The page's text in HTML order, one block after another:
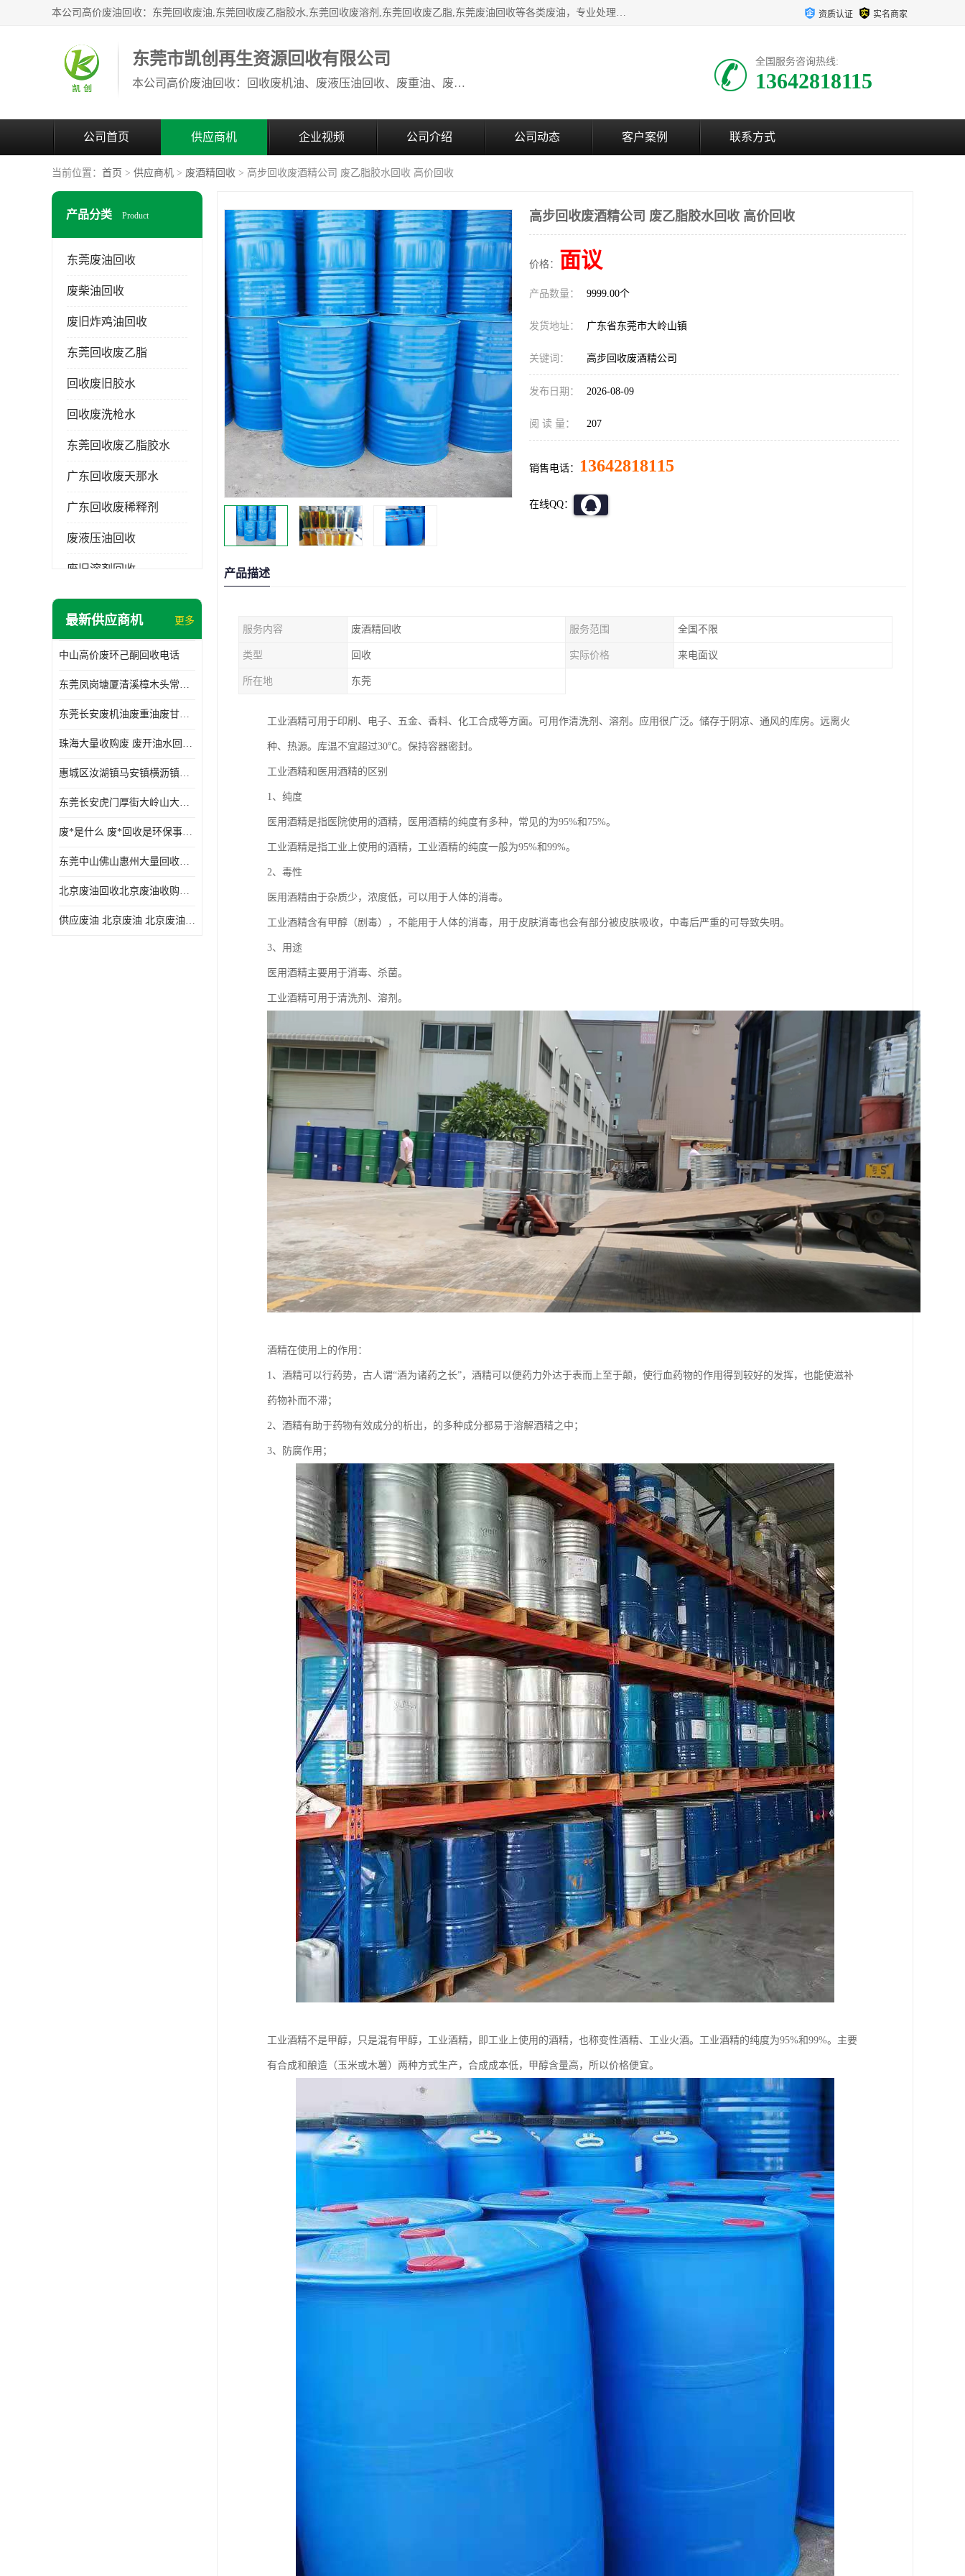
本公司高价废油回收：东莞回收废油,东莞回收废乙脂胶水,东莞回收废溶剂,东莞回收废乙脂,东莞废油回收等各类废油，专业处理从事化工产品研发与销售的综合型高科技服务性企业。我公司自成立以来，一直秉承“科技创新，立足诚信，感恩于心”的理念，力求设计与客户合作共赢的局面。在广大新老客户的大力支持下，我公司员工经过不懈努力，公司已快速发展成为国内知名化工企业。 资质认证 实名商家
东莞市凯创再生资源回收有限公司
本公司高价废油回收：回收废机油、废液压油回收、废重油、废食用油回收、废导热油、废、废油漆、废UV光油、废清、废白矿油、废变压器油
全国服务咨询热线:
13642818115
公司首页 供应商机 企业视频 公司介绍 公司动态 客户案例 联系方式
当前位置： 首页 > 供应商机 > 废酒精回收 > 高步回收废酒精公司 废乙脂胶水回收 高价回收
产品分类 Product
东莞废油回收
废柴油回收
废旧炸鸡油回收
东莞回收废乙脂
回收废旧胶水
回收废洗枪水
东莞回收废乙脂胶水
广东回收废天那水
广东回收废稀释剂
废液压油回收
废旧溶剂回收
东莞回收废溶剂
废三氯乙烯回收
废混合溶剂回收
最新供应商机 更多
中山高价废环己酮回收电话
东莞凤岗塘厦清溪樟木头常平废液压油 废火花机油 废 废切削油 废齿轮油 废导轨油 废螺杆油
东莞长安废机油废重油废甘油废矿物油废燃料油废废润滑油废火花机油废油废齿轮油
珠海大量收购废 废开油水回收废酒精废废乙酯胶水废洗枪水废开油水废二废三氯丁脂乙脂废甲
惠城区汝湖镇马安镇横沥镇芦洲镇 惠阳新圩镇镇镇沙田镇废机油废液压油废润滑油废废火花机油废白电油废废齿轮油废白矿油废变压器油废燃料油
东莞长安虎门厚街大岭山大量回收废开油水废洗枪水废稀释剂
废*是什么 废*回收是环保事业吗
东莞中山佛山惠州大量回收废机油，废液压油，废润滑油，废，废火花机油，废白电油，废，废齿轮油，废白矿油，废变压器油，废燃料油，废切削油
北京废油回收北京废油收购再生注意的事项
供应废油 北京废油 北京废油回收 废油收购
高步回收废酒精公司 废乙脂胶水回收 高价回收
价格： 面议
产品数量： 9999.00个
发货地址： 广东省东莞市大岭山镇
关键词： 高步回收废酒精公司
发布日期： 2026-08-09
阅 读 量： 207
销售电话： 13642818115
在线QQ：
产品描述
服务内容 废酒精回收 服务范围 全国不限
类型 回收 实际价格 来电面议
所在地 东莞
工业酒精可用于印刷、电子、五金、香料、化工合成等方面。可用作清洗剂、溶剂。应用很广泛。储存于阴凉、通风的库房。远离火
种、热源。库温不宜超过30℃。保持容器密封。
工业酒精和医用酒精的区别
1、纯度
医用酒精是指医院使用的酒精，医用酒精的纯度有多种，常见的为95%和75%。
工业酒精是指工业上使用的酒精，工业酒精的纯度一般为95%和99%。
2、毒性
医用酒精由于杂质少，浓度低，可以用于人体的消毒。
工业酒精含有甲醇（剧毒），不能用于人体的消毒，用于皮肤消毒也会有部分被皮肤吸收，中毒后严重的可导致失明。
3、用途
医用酒精主要用于消毒、杀菌。
工业酒精可用于清洗剂、溶剂。
酒精在使用上的作用：
1、酒精可以行药势，古人谓“酒为诸药之长”，酒精可以便药力外达于表而上至于颠，使行血药物的作用得到较好的发挥，也能使滋补
药物补而不滞；
2、酒精有助于药物有效成分的析出，的多种成分都易于溶解酒精之中；
3、防腐作用；
工业酒精不是甲醇，只是混有甲醇，工业酒精，即工业上使用的酒精，也称变性酒精、工业火酒。工业酒精的纯度为95%和99%。主要
有合成和酿造（玉米或木薯）两种方式生产，合成成本低，甲醇含量高，所以价格便宜。